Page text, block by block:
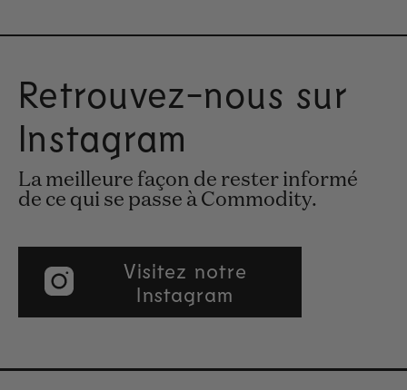
Retrouvez-nous sur
Instagram
La meilleure façon de rester informé
de ce qui se passe à Commodity.
Visitez notre
Instagram